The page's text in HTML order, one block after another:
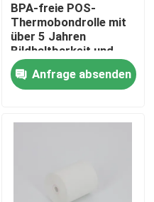
BPA-freie POS-
Thermobondrolle mit
über 5 Jahren
Bildhaltbarkeit und
ölbeständigen
Eigenschaften
Anfrage absenden